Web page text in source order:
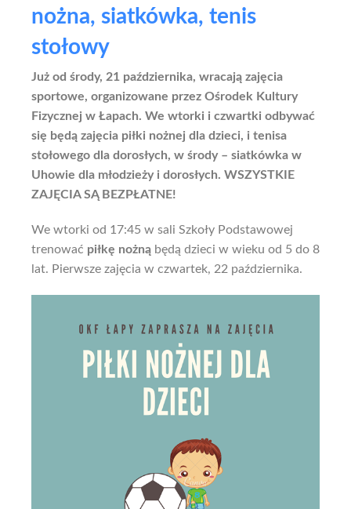
nożna, siatkówka, tenis
stołowy
Już od środy, 21 października, wracają zajęcia
sportowe, organizowane przez Ośrodek Kultury
Fizycznej w Łapach. We wtorki i czwartki odbywać
się będą zajęcia piłki nożnej dla dzieci, i tenisa
stołowego dla dorosłych, w środy – siatkówka w
Uhowie dla młodzieży i dorosłych. WSZYSTKIE
ZAJĘCIA SĄ BEZPŁATNE!
We wtorki od 17:45 w sali Szkoły Podstawowej
trenować piłkę nożną będą dzieci w wieku od 5 do 8
lat. Pierwsze zajęcia w czwartek, 22 października.